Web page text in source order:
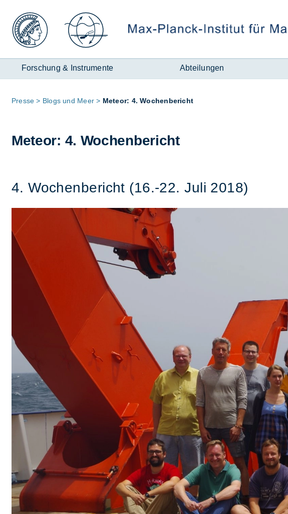
Inhalt
Forschung & Instrumente Abteilungen
Seitenpfad:
Pres­se Blogs und Meer Me­te­or: 4. Wo­chen­be­richt
Me­te­or: 4. Wo­chen­be­richt
4. Wo­chen­be­richt (16.-22. Juli 2018)